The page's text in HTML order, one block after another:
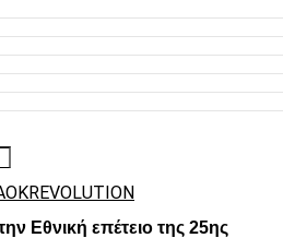
Εθνική επέτειο της 25ης